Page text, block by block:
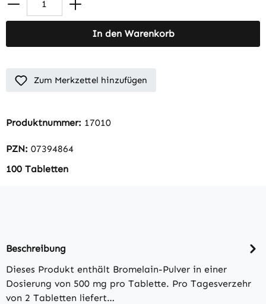
In den Warenkorb
Zum Merkzettel hinzufügen
Produktnummer: 17010
PZN: 07394864
100 Tabletten
Beschreibung
Dieses Produkt enthält Bromelain-Pulver in einer
Dosierung von 500 mg pro Tablette. Pro Tagesverzehr
von 2 Tabletten liefert…